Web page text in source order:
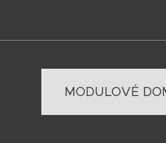
MODULOVÉ